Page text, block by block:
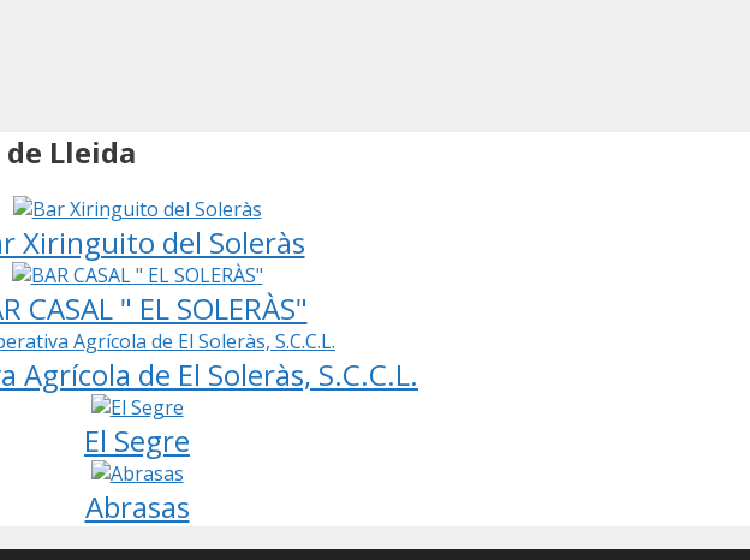
Lleida
Xiringuito del Soleràs
CASAL " EL SOLERÀS"
Agrícola de El Soleràs, S.C.C.L.
El Segre
Abrasas